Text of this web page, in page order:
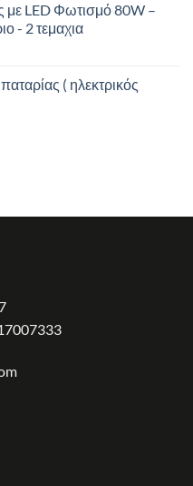
με LED Φωτισμό 80W –
- 2 τεμαχια
( ηλεκτρικός